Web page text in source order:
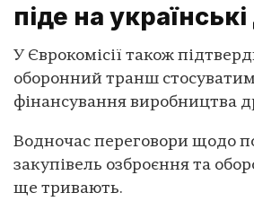
піде на
У Єврокомісії також
оборонний транш
фінансування виробництва
Водночас переговори щодо
закупівель озброєння та
ще тривають.